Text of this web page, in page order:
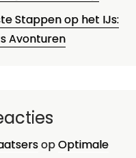
Stappen op het IJs:
Avonturen
opOptimale